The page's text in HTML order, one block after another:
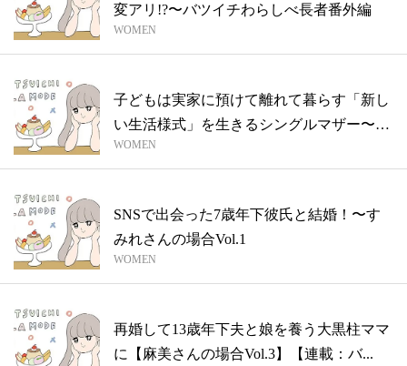
変アリ!?〜バツイチわらしべ長者番外編
WOMEN
子どもは実家に預けて離れて暮らす「新し
い生活様式」を生きるシングルマザー〜志
保さ...
WOMEN
SNSで出会った7歳年下彼氏と結婚！〜す
みれさんの場合Vol.1
WOMEN
再婚して13歳年下夫と娘を養う大黒柱ママ
に【麻美さんの場合Vol.3】【連載：バ...